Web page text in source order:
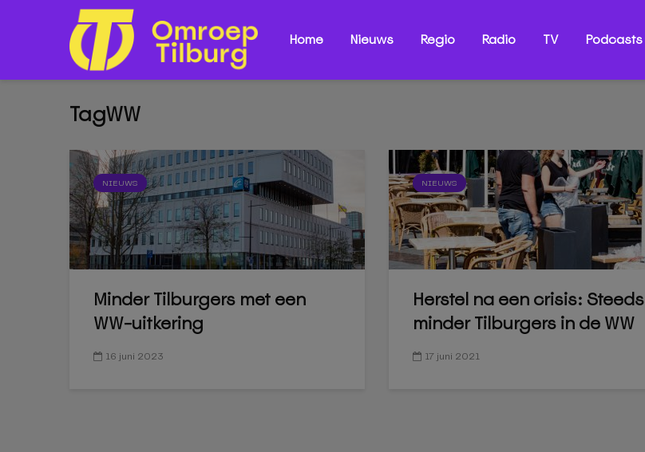
Home Nieuws Regio Radio TV Podcasts
TagWW
NIEUWS
Minder Tilburgers met een
WW-uitkering
16 juni 2023
NIEUWS
Herstel na een crisis: Steeds
minder Tilburgers in de WW
17 juni 2021